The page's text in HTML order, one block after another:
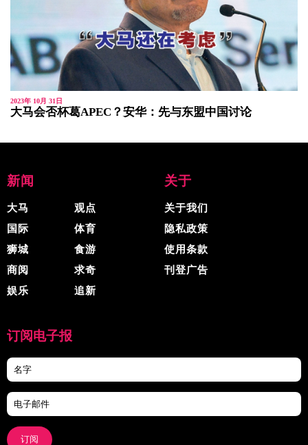
2023年 10月 31日
大马会否杯葛APEC？安华：先与东盟中国讨论
新闻
大马
国际
狮城
商阅
娱乐
观点
体育
食游
求奇
追新
关于
关于我们
隐私政策
使用条款
刊登广告
订阅电子报
订阅